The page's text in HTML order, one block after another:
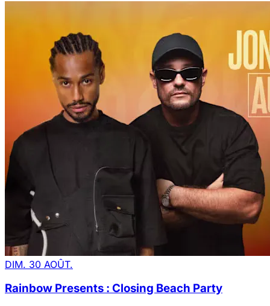
DIM. 30 AOÛT.
Rainbow Presents : Closing Beach Party